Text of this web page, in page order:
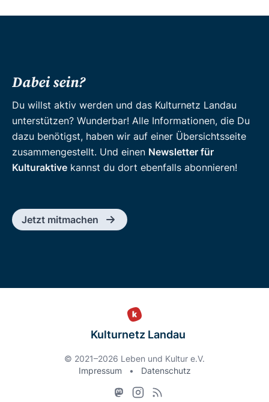
Dabei sein?
Du willst aktiv werden und das Kulturnetz Landau
unterstützen? Wunderbar! Alle Informationen, die Du
dazu benötigst, haben wir auf einer Übersichtsseite
zusammengestellt. Und einen Newsletter für
Kulturaktive kannst du dort ebenfalls abonnieren!
Jetzt mitmachen
Kulturnetz Landau
© 2021–2026 Leben und Kultur e.V.
Impressum
• Datenschutz